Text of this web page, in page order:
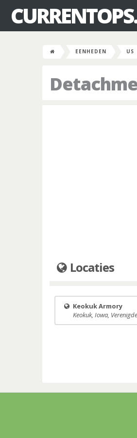
EENHEDEN US
Locaties
Keokuk Armory
Keokuk, Iowa,